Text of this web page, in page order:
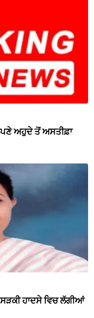
ਅਹੁਦੇ ਤੋਂ ਅਸਤੀਫ਼ਾ
ਹਾਦਸੇ ਵਿਚ ਲੱਗੀਆਂ